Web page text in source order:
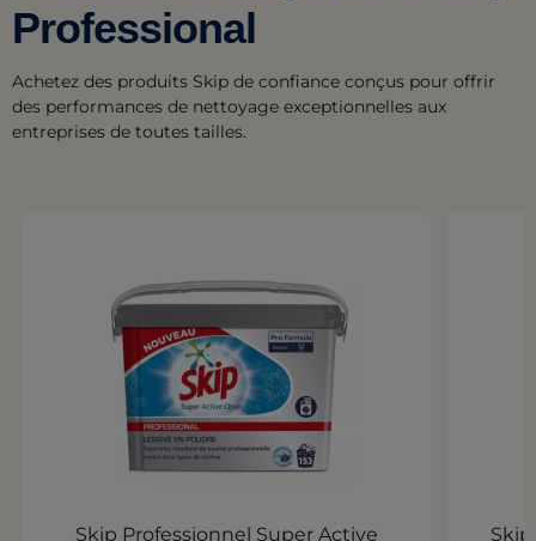
Professional
Achetez des produits Skip de confiance conçus pour offrir
des performances de nettoyage exceptionnelles aux
entreprises de toutes tailles.
Skip Professionnel Super Active